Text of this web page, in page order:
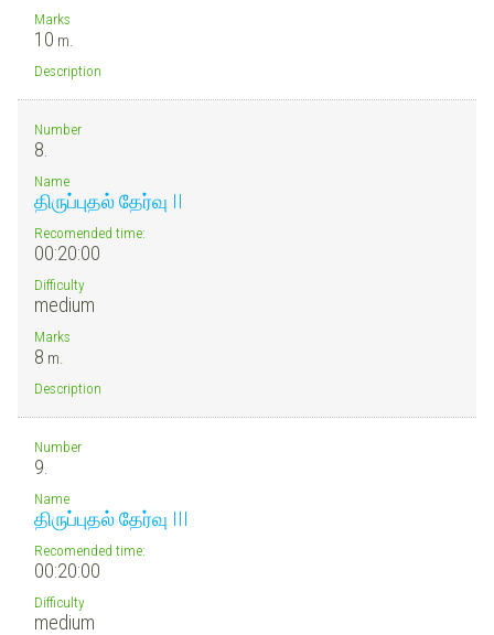
Marks
10 m.
Description
Number
8.
Name
திருப்புதல் தேர்வு II
Recomended time:
00:20:00
Difficulty
medium
Marks
8 m.
Description
Number
9.
Name
திருப்புதல் தேர்வு III
Recomended time:
00:20:00
Difficulty
medium